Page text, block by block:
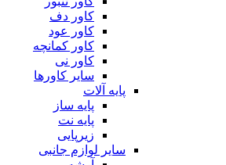
کاور دف
کاور عود
کاور کمانچه
کاور نی
سایر کاورها
پایه آلات
پایه ساز
پایه نت
زیرپایی
سایر لوازم جانبی